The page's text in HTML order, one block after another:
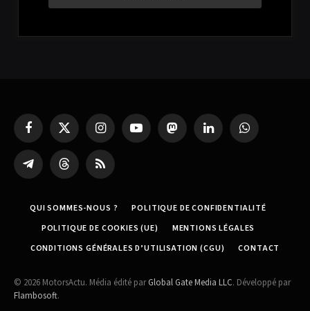
FacebookX
(Twitter)
InstagramYouTube MastodonLinkedIn WhatsApp
Partager
sur
Threads RSS
QUI SOMMES-NOUS ?
POLITIQUE DE CONFIDENTIALITÉ
POLITIQUE DE COOKIES (UE)
MENTIONS LÉGALES
CONDITIONS GÉNÉRALES D’UTILISATION (CGU)
CONTACT
© 2026 MotorsActu. Média édité parGlobal Gate Media LLC. Développé par
Flambosoft.